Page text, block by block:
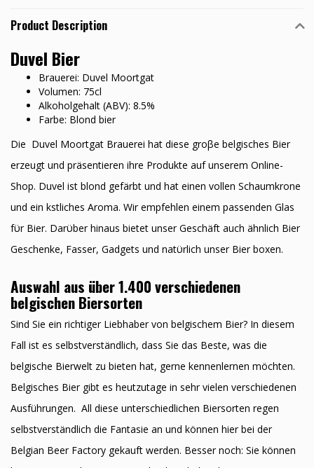
Product Description
Duvel Bier
Brauerei: Duvel Moortgat
Volumen: 75cl
Alkoholgehalt (ABV): 8.5%
Farbe: Blond bier
Die Duvel Moortgat Brauerei hat diese groβe belgisches Bier
erzeugt und präsentieren ihre Produkte auf unserem Online-
Shop. Duvel ist blond gefärbt und hat einen vollen Schaumkrone
und ein kӧstliches Aroma. Wir empfehlen einem passenden Glas
fϋr Bier. Darϋber hinaus bietet unser Geschäft auch ähnlich Bier
Geschenke, Fasser, Gadgets und natϋrlich unser Bier boxen.
Auswahl aus über 1.400 verschiedenen
belgischen Biersorten
Sind Sie ein richtiger Liebhaber von belgischem Bier? In diesem
Fall ist es selbstverständlich, dass Sie das Beste, was die
belgische Bierwelt zu bieten hat, gerne kennenlernen möchten.
Belgisches Bier gibt es heutzutage in sehr vielen verschiedenen
Ausführungen. All diese unterschiedlichen Biersorten regen
selbstverständlich die Fantasie an und können hier bei der
Belgian Beer Factory gekauft werden. Besser noch: Sie können